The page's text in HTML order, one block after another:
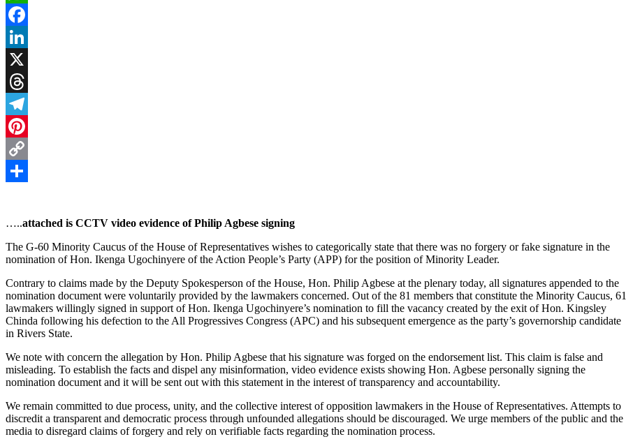
WhatsApp
Facebook
LinkedIn
X
Threads
Telegram
Pinterest
Copy
…..attached is CCTV video evidence of Philip Agbese signing
The G-60 Minority Caucus of the House of Representatives wishes to categorically state that there was no forgery or fake signature in the
nomination of Hon. Ikenga Ugochinyere of the Action People’s Party (APP) for the position of Minority Leader.
Contrary to claims made by the Deputy Spokesperson of the House, Hon. Philip Agbese at the plenary today, all signatures appended to the
nomination document were voluntarily provided by the lawmakers concerned. Out of the 81 members that constitute the Minority Caucus, 61
lawmakers willingly signed in support of Hon. Ikenga Ugochinyere’s nomination to fill the vacancy created by the exit of Hon. Kingsley
Chinda following his defection to the All Progressives Congress (APC) and his subsequent emergence as the party’s governorship candidate
in Rivers State.
We note with concern the allegation by Hon. Philip Agbese that his signature was forged on the endorsement list. This claim is false and
misleading. To establish the facts and dispel any misinformation, video evidence exists showing Hon. Agbese personally signing the
nomination document and it will be sent out with this statement in the interest of transparency and accountability.
We remain committed to due process, unity, and the collective interest of opposition lawmakers in the House of Representatives. Attempts to
discredit a transparent and democratic process through unfounded allegations should be discouraged. We urge members of the public and the
media to disregard claims of forgery and rely on verifiable facts regarding the nomination process.